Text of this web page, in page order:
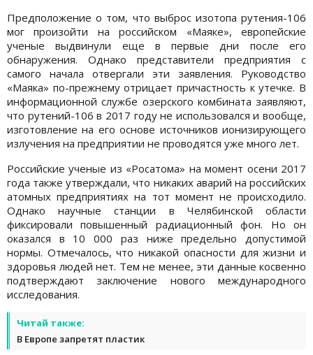
Предположение о том, что выброс изотопа рутения-106
мог произойти на российском «Маяке», европейские
ученые выдвинули еще в первые дни после его
обнаружения. Однако представители предприятия с
самого начала отвергали эти заявления. Руководство
«Маяка» по-прежнему отрицает причастность к утечке. В
информационной службе озерского комбината заявляют,
что рутений-106 в 2017 году не использовался и вообще,
изготовление на его основе источников ионизирующего
излучения на предприятии не проводятся уже много лет.
Российские ученые из «Росатома» на момент осени 2017
года также утверждали, что никаких аварий на российских
атомных предприятиях на тот момент не происходило.
Однако научные станции в Челябинской области
фиксировали повышенный радиационный фон. Но он
оказался в 10 000 раз ниже предельно допустимой
нормы. Отмечалось, что никакой опасности для жизни и
здоровья людей нет. Тем не менее, эти данные косвенно
подтверждают заключение нового международного
исследования.
Читай также:
В Европе запретят пластик